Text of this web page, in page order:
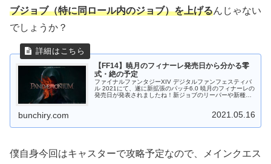
ブジョブ（特に同ロール内のジョブ）を上げるんじゃない
でしょうか？
【FF14】暁月のフィナーレ発売日から分かる零
式・絶の予定
ファイナルファンタジーXIV デジタルファンフェスティバ
ル 2021にて、遂に新拡張のパッチ6.0 暁月のフィナーレの
発売日が発表されましたね！新ジョブのリーパーや新種族
bunchiry.com 2021.05.16
僕自身今回はキャスターで攻略予定なので、メインクエス